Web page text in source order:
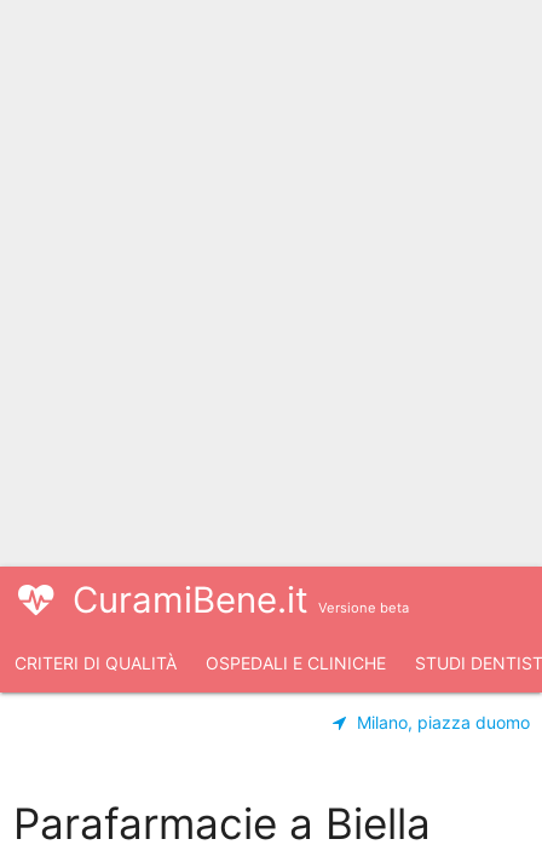
CuramiBene.it Versione beta
CRITERI DI QUALITÀ OSPEDALI E CLINICHE STUDI
Milano, piazza duomo
Parafarmacie a Biella